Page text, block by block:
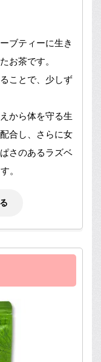
ブティーに生き
お茶です。
ことで、少しず
から体を守る生
合し、さらに女
さのあるラズベ
。